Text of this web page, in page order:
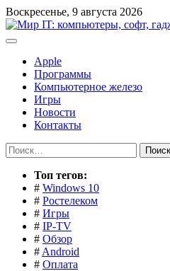
Перейти
к
содержимому
Воскресенье, 9 августа 2026
Apple
Программы
Компьютерное железо
Игры
Новости
Контакты
Найти:
Toп тегов:
# Windows 10
# Ростелеком
# Игры
# IP-TV
# Обзор
# Android
# Оплата